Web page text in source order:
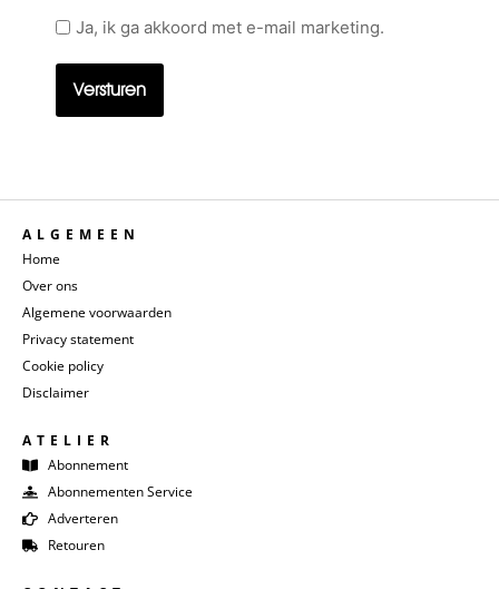
GeenJa, ik ga akkoord met e-mail marketing.
ALGEMEEN
Home
Over ons
Algemene voorwaarden
Privacy statement
Cookie policy
Disclaimer
ATELIER
Abonnement
Abonnementen Service
Adverteren
Retouren